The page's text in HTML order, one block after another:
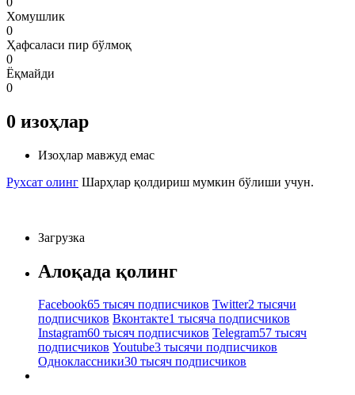
Хомушлик
0
Ҳафсаласи пир бўлмоқ
0
Ёқмайди
0
0 изоҳлар
Изоҳлар мавжуд емас
Рухсат олинг Шарҳлар қолдириш мумкин бўлиши учун.
Загрузка
Алоқада қолинг
Facebook65 тысяч подписчиков Twitter2 тысячи
подписчиков Вконтакте1 тысяча подписчиков
Instagram60 тысяч подписчиков Telegram57 тысяч
подписчиков Youtube3 тысячи подписчиков
Одноклассники30 тысяч подписчиков